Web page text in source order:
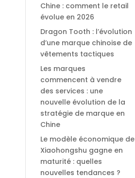
Chine : comment le retail
évolue en 2026
Dragon Tooth : l’évolution
d’une marque chinoise de
vêtements tactiques
Les marques
commencent à vendre
des services : une
nouvelle évolution de la
stratégie de marque en
Chine
Le modèle économique de
Xiaohongshu gagne en
maturité : quelles
nouvelles tendances ?